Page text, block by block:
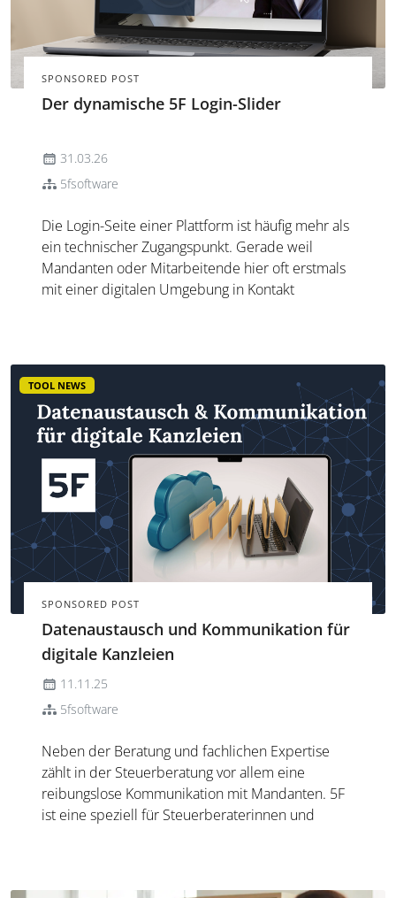
SPONSORED POST
Der dynamische 5F Login-Slider
31.03.26
5fsoftware
Die Login-Seite einer Plattform ist häufig mehr als
ein technischer Zugangspunkt. Gerade weil
Mandanten oder Mitarbeitende hier oft erstmals
mit einer digitalen Umgebung in Kontakt
TOOL NEWS
SPONSORED POST
Datenaustausch und Kommunikation für
digitale Kanzleien
11.11.25
5fsoftware
Neben der Beratung und fachlichen Expertise
zählt in der Steuerberatung vor allem eine
reibungslose Kommunikation mit Mandanten. 5F
ist eine speziell für Steuerberaterinnen und